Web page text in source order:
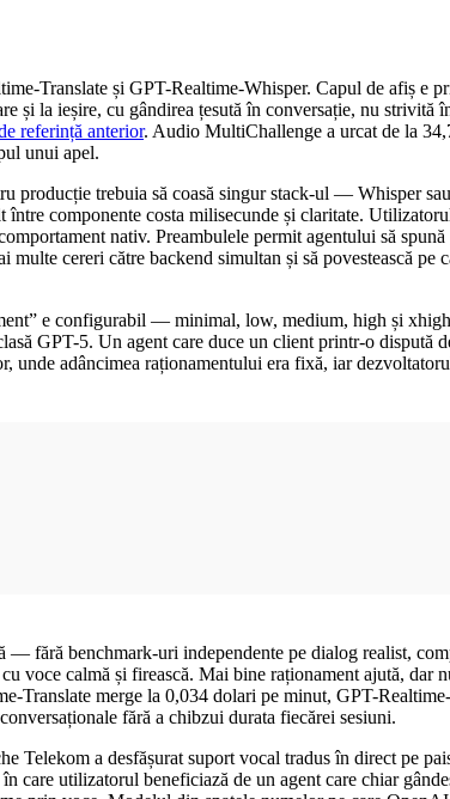
Translate și GPT-Realtime-Whisper. Capul de afiș e
și la ieșire, cu gândirea țesută în conversație, nu strivită
referință anterior. Audio MultiChallenge a urcat de la
unui apel.
producție trebuia să coasă singur stack-ul — Whisper
componente costa milisecunde și claritate.
nativ. Preambulele permit agentului să
cereri către backend simultan și să povestească pe
e configurabil — minimal, low, medium, high și
GPT-5. Un agent care duce un client printr-o dispută
unde adâncimea raționamentului era fixă, iar
fără benchmark-uri independente pe dialog realist,
voce calmă și firească. Mai bine raționament ajută, dar
merge la 0,034 dolari pe minut, GPT-
fără a chibzui durata fiecărei sesiuni.
a desfășurat suport vocal tradus în direct pe
utilizatorul beneficiază de un agent care chiar